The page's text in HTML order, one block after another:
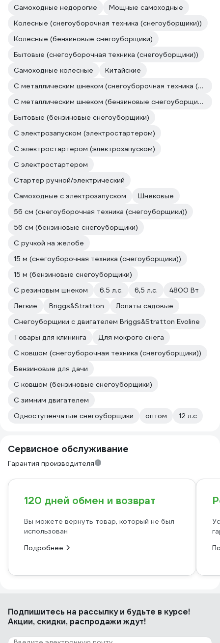
Самоходные недорогие
Мощные самоходные
Колесные (снегоуборочная техника (снегоуборщики))
Колесные (бензиновые снегоуборщики)
Бытовые (снегоуборочная техника (снегоуборщики))
Самоходные колесные
Китайские
С металлическим шнеком (снегоуборочная техника (снегоуборщики))
С металлическим шнеком (бензиновые снегоуборщики)
Бытовые (бензиновые снегоуборщики)
С электрозапуском (электростартером)
С электростартером (электрозапуском)
С электростартером
Стартер ручной/электрический
Самоходные с электрозапуском
Шнековые
56 см (снегоуборочная техника (снегоуборщики))
56 см (бензиновые снегоуборщики)
С ручкой на желобе
15 м (снегоуборочная техника (снегоуборщики))
15 м (бензиновые снегоуборщики)
С резиновым шнеком
6.5 л.с. 6,5 л.с.
4800 Вт
Легкие
Briggs&Stratton
Лопаты садовые
Снегоуборщики с двигателем Briggs&Stratton Evoline
Товары для клининга
Для мокрого снега
С ковшом (снегоуборочная техника (снегоуборщики))
Бензиновые для дачи
С ковшом (бензиновые снегоуборщики)
С зимним двигателем
Одноступенчатые снегоуборщики
оптом 12 л.с
Сервисное обслуживание
Гарантия производителя
120 дней обмен и возврат
Вы можете вернуть товар, который не был
использован
Подробнее
Подпишитесь на рассылкуи будьте в курсе!
Акции, скидки, распродажи ждут!